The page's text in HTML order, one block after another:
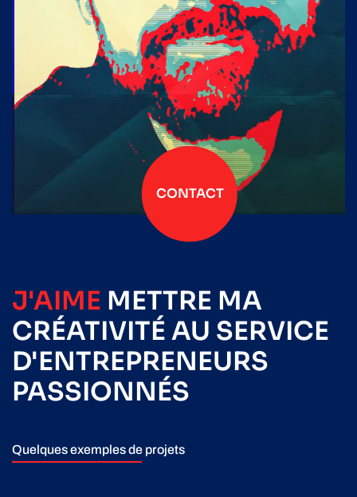
CONTACT
J'AIME METTRE MA
CRÉATIVITÉ AU SERVICE
D'ENTREPRENEURS
PASSIONNÉS
Quelques exemples de projets